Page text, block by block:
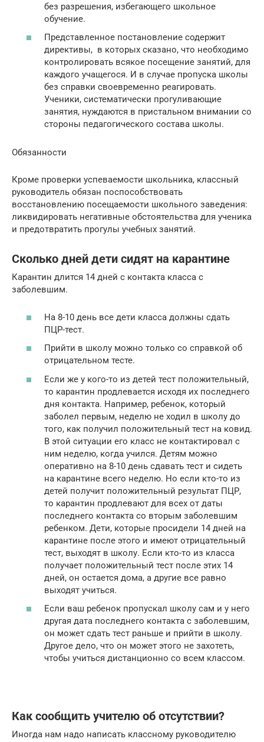
без разрешения, избегающего школьное
обучение.
Представленное постановление содержит
директивы, в которых сказано, что необходимо
контролировать всякое посещение занятий, для
каждого учащегося. И в случае пропуска школы
без справки своевременно реагировать.
Ученики, систематически прогуливающие
занятия, нуждаются в пристальном внимании со
стороны педагогического состава школы.
Обязанности
Кроме проверки успеваемости школьника, классный
руководитель обязан поспособствовать
восстановлению посещаемости школьного заведения:
ликвидировать негативные обстоятельства для ученика
и предотвратить прогулы учебных занятий.
Сколько дней дети сидят на карантине
Карантин длится 14 дней с контакта класса с
заболевшим.
На 8-10 день все дети класса должны сдать
ПЦР-тест.
Прийти в школу можно только со справкой об
отрицательном тесте.
Если же у кого-то из детей тест положительный,
то карантин продлевается исходя их последнего
дня контакта. Например, ребенок, который
заболел первым, неделю не ходил в школу до
того, как получил положительный тест на ковид.
В этой ситуации его класс не контактировал с
ним неделю, когда учился. Детям можно
оперативно на 8-10 день сдавать тест и сидеть
на карантине всего неделю. Но если кто-то из
детей получит положительный результат ПЦР,
то карантин продлевают для всех от даты
последнего контакта со вторым заболевшим
ребенком. Дети, которые просидели 14 дней на
карантине после этого и имеют отрицательный
тест, выходят в школу. Если кто-то из класса
получает положительный тест после этих 14
дней, он остается дома, а другие все равно
выходят учиться.
Если ваш ребенок пропускал школу сам и у него
другая дата последнего контакта с заболевшим,
он может сдать тест раньше и прийти в школу.
Другое дело, что он может этого не захотеть,
чтобы учиться дистанционно со всем классом.
Как сообщить учителю об отсутствии?
Иногда нам надо написать классному руководителю